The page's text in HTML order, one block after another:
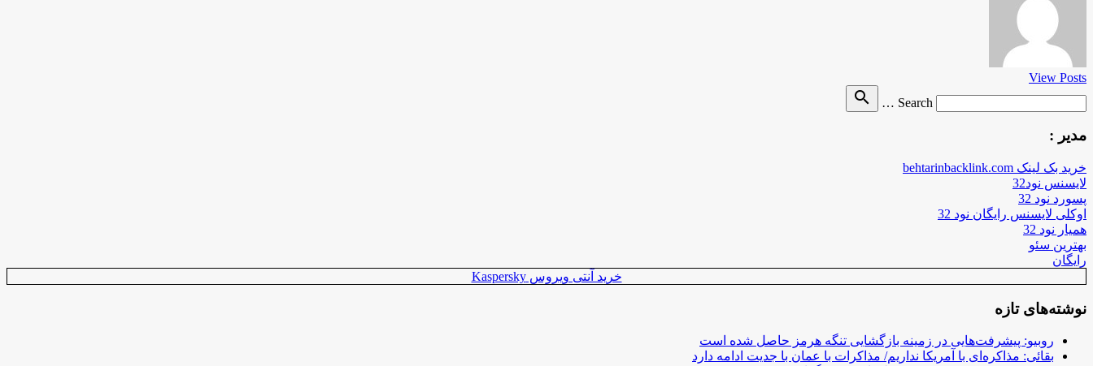
View Posts
Search …
search
مدیر :
خرید بک لینک behtarinbacklink.com
لایسنس نود32
پسورد نود 32
اوکلی لایسنس رایگان نود 32
همیار نود 32
بهترین سئو
رایگان
خرید آنتی ویروس Kaspersky
نوشته‌های تازه
روبیو: پیشرفت‌هایی در زمینه بازگشایی تنگه هرمز حاصل شده است
بقائی: مذاکره‌ای با آمریکا نداریم/ مذاکرات با عمان با جدیت ادامه دارد